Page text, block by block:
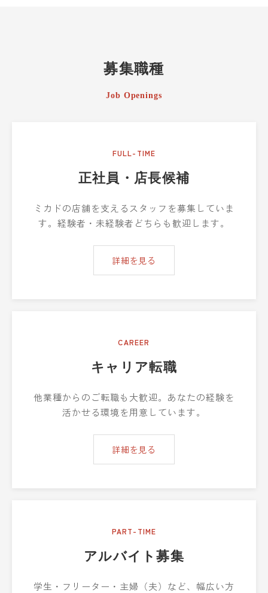
募集職種
Job Openings
FULL-TIME
正社員・店長候補
ミカドの店舗を支えるスタッフを募集していま
す。経験者・未経験者どちらも歓迎します。
詳細を見る
CAREER
キャリア転職
他業種からのご転職も大歓迎。あなたの経験を
活かせる環境を用意しています。
詳細を見る
PART-TIME
アルバイト募集
学生・フリーター・主婦（夫）など、幅広い方